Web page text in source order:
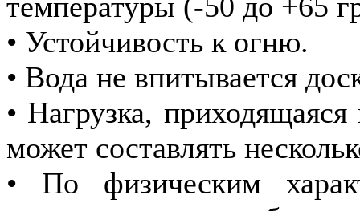
• Устойчивость к огню.
• Вода не впитывается
• Нагрузка,
может составлять
• По физическим